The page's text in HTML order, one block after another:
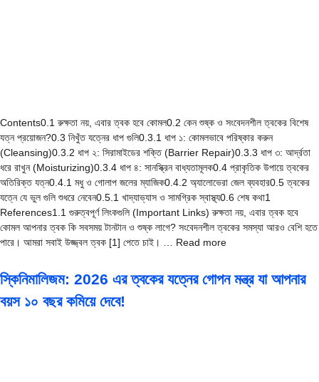
Contents0.1 রুক্ষতা নয়, এবার ত্বক হবে কোমল0.2 কেন শুষ্ক ও সংবেদনশীল ত্বকের বিশেষ
যত্ন প্রয়োজন?0.3 নিখুঁত যত্নের ধাপ গুলি0.3.1 ধাপ ১: কোমলভাবে পরিষ্কার করুন
(Cleansing)0.3.2 ধাপ ২: সিরামাইডের শক্তি (Barrier Repair)0.3.3 ধাপ ৩: আর্দ্রতা
ধরে রাখুন (Moisturizing)0.3.4 ধাপ ৪: সানস্ক্রিন বাধ্যতামূলক0.4 প্রাকৃতিক উপায়ে ত্বকের
অতিরিক্ত যত্ন0.4.1 মধু ও গোলাপ জলের ম্যাজিক0.4.2 অ্যালোভেরা জেল ব্যবহার0.5 ত্বকের
যত্নে যে ভুল গুলি শুধরে নেবেন0.5.1 খাদ্যাভ্যাস ও সামগ্রিক স্বাস্থ্য0.6 শেষ কথা1
References1.1 গুরুত্বপূর্ণ লিংকগুলি (Important Links) রুক্ষতা নয়, এবার ত্বক হবে
কোমল আপনার ত্বক কি সবসময় টানটান ও শুষ্ক লাগে? সংবেদনশীল ত্বকের সমস্যা আরও বেশি হতে
পারে। আমরা সবাই উজ্জ্বল ত্বক [1] পেতে চাই। … Read more
স্কিনিমালিজম: 2026 এর ত্বকের যত্নের গোপন মন্ত্র যা আপনার
বয়স ১০ বছর কমিয়ে দেবে!